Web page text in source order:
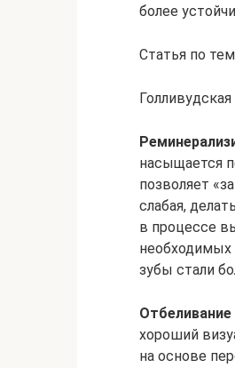
более
Статья по
насыщается
позволяет
слабая,
в процессе
необходимых
зубы стали
хороший
на основе